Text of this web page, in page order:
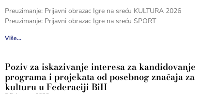
Preuzimanje: Prijavni obrazac Igre na sreću KULTURA 2026
Preuzimanje: Prijavni obrazac Igre na sreću SPORT
Više...
Poziv za iskazivanje interesa za kandidovanje
programa i projekata od posebnog značaja za
kulturu u Federaciji BiH